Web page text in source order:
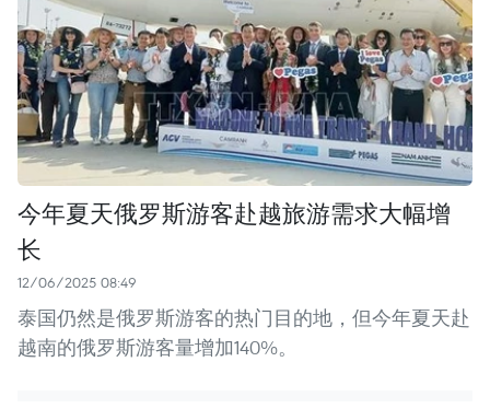
今年夏天俄罗斯游客赴越旅游需求大幅增
长
12/06/2025 08:49
泰国仍然是俄罗斯游客的热门目的地，但今年夏天赴
越南的俄罗斯游客量增加140%。